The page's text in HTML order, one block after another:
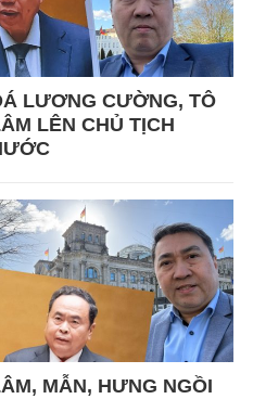
LƯƠNG CƯỜNG, TÔ
LÊN CHỦ TỊCH
MẪN, HƯNG NGỒI